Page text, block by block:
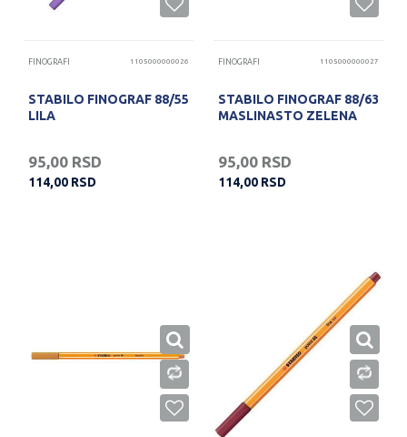
FINOGRAFI 1105000000026
STABILO FINOGRAF 88/55
LILA
95,00 RSD
114,00 RSD
FINOGRAFI 1105000000027
STABILO FINOGRAF 88/63
MASLINASTO ZELENA
95,00 RSD
114,00 RSD